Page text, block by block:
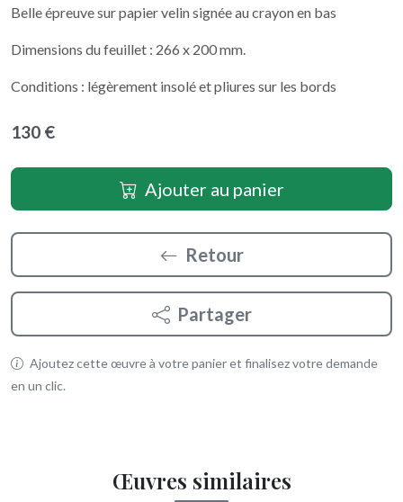
Belle épreuve sur papier velin signée au crayon en bas
Dimensions du feuillet : 266 x 200 mm.
Conditions : légèrement insolé et pliures sur les bords
130 €
Ajouter au panier
Retour
Partager
Ajoutez cette œuvre à votre panier et finalisez votre demande
en un clic.
Œuvres similaires